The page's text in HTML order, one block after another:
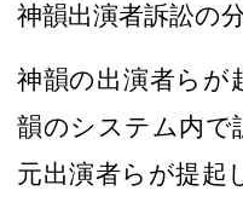
神韻出演者訴訟の
神韻の出演者らが
韻のシステム内で
元出演者らが提起